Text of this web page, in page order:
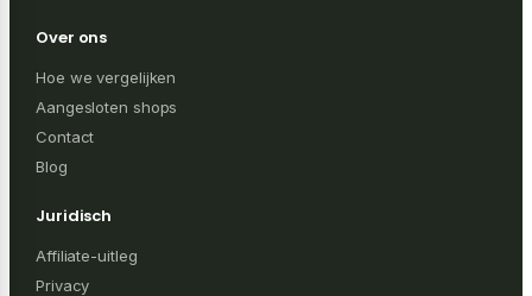
Over ons
Hoe we vergelijken
Aangesloten shops
Contact
Blog
Juridisch
Affiliate-uitleg
Privacy